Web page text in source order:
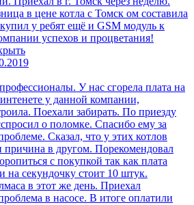
в цене котла с Томск ом составила
у ребят ещё и GSM модуль к
успехов и процветания!
У нас сгорела плата на
у данной компании,
Поехали забирать. По приезду
о поломке. Спасибо ему за
Сказал, что у этих котлов
причина в другом. Порекомендовал
с покупкой так как плата
на секундочку стоит 10 штук.
в этот же день. Приехал
в насосе. В итоге оплатили